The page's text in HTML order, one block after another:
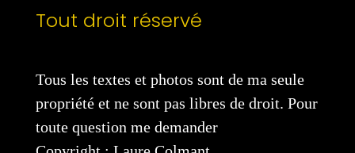
Tout droit réservé
Tous les textes et photos sont de ma seule
propriété et ne sont pas libres de droit. Pour
toute question me demander